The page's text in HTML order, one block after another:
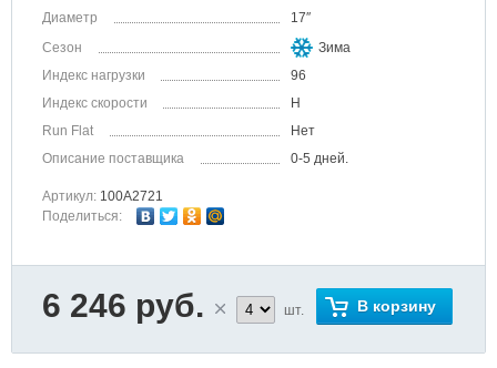
Диаметр
17″
Сезон
Зима
Индекс нагрузки
96
Индекс скорости
H
Run Flat
Нет
Описание поставщика
0-5 дней.
Артикул: 100A2721
Поделиться:
6 246 руб. шт. В корзину